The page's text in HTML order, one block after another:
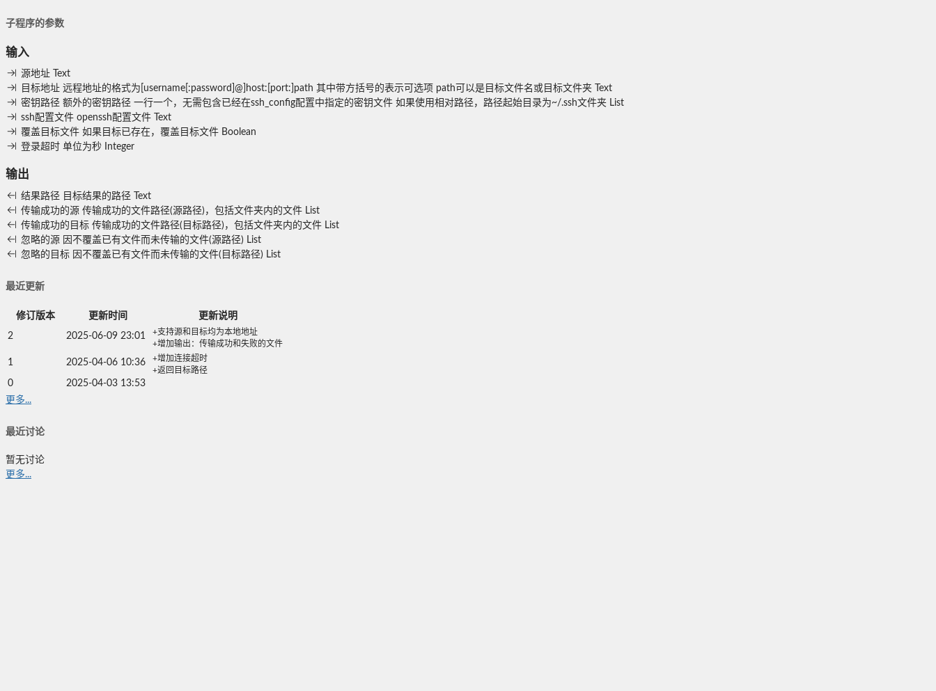
子程序的参数
输入
源地址
Text
目标地址 远程地址的格式为[username[:password]@]host:[port:]path 其中带方括号的表示可选项 path可以是目标文件名或目标文件夹
Text
密钥路径 额外的密钥路径 一行一个，无需包含已经在ssh_config配置中指定的密钥文件 如果使用相对路径，路径起始目录为~/.ssh文件夹 List
ssh配置文件 openssh配置文件
Text
覆盖目标文件 如果目标已存在，覆盖目标文件 Boolean
登录超时 单位为秒 Integer
输出
结果路径 目标结果的路径
Text
传输成功的源 传输成功的文件路径(源路径)，包括文件夹内的文件 List
传输成功的目标 传输成功的文件路径(目标路径)，包括文件夹内的文件 List
忽略的源 因不覆盖已有文件而未传输的文件(源路径) List
忽略的目标 因不覆盖已有文件而未传输的文件(目标路径) List
最近更新
修订版本 更新时间 更新说明
2 2025-06-09 23:01
+支持源和目标均为本地地址
+增加输出：传输成功和失败的文件
1 2025-04-06 10:36
+增加连接超时
+返回目标路径
0
2025-04-03 13:53
更多...
最近讨论
暂无讨论
更多...